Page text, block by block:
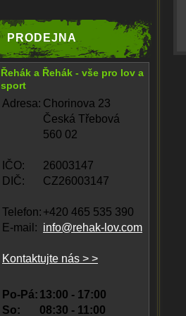
PRODEJNA
Řehák a Řehák - vše pro lov a
sport
Adresa: Chorinova 23
Česká Třebová
560 02
IČO:
26003147
DIČ:
CZ26003147
Telefon: +420 465 535 390
E-mail: info@rehak-lov.com
Kontaktujte nás > >
Po-Pá: 13:00 - 17:00
So:
08:30 - 11:00